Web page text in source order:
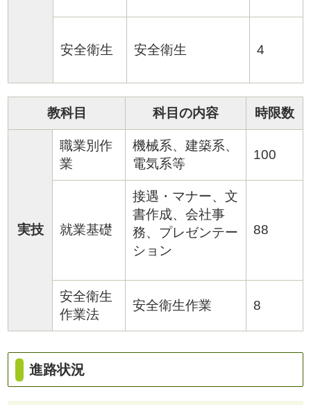
安全衛生 安全衛生 4
教科目 科目の内容 時限数
実技
職業別作
業
機械系、建築系、
電気系等
100
就業基礎
接遇・マナー、文
書作成、会社事
務、プレゼンテー
ション
88
安全衛生
作業法
安全衛生作業 8
進路状況